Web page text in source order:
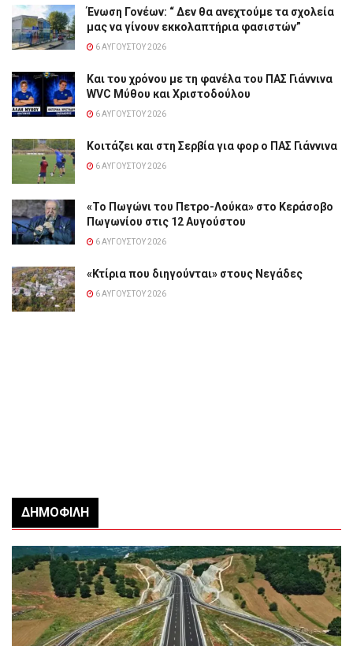
Ένωση Γονέων: “ Δεν θα ανεχτούμε τα σχολεία
μας να γίνουν εκκολαπτήρια φασιστών”
6 ΑΥΓΟΎΣΤΟΥ 2026
Και του χρόνου με τη φανέλα του ΠΑΣ Γιάννινα
WVC Μύθου και Χριστοδούλου
6 ΑΥΓΟΎΣΤΟΥ 2026
Κοιτάζει και στη Σερβία για φορ ο ΠΑΣ Γιάννινα
6 ΑΥΓΟΎΣΤΟΥ 2026
«Το Πωγώνι του Πετρο-Λούκα» στο Κεράσοβο
Πωγωνίου στις 12 Αυγούστου
6 ΑΥΓΟΎΣΤΟΥ 2026
«Κτίρια που διηγούνται» στους Νεγάδες
6 ΑΥΓΟΎΣΤΟΥ 2026
ΔΗΜΟΦΙΛΉ